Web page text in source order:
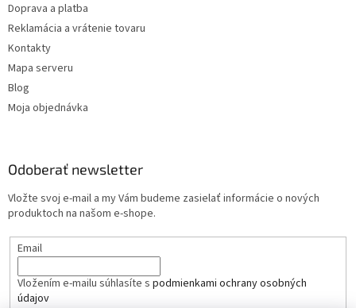
Doprava a platba
Reklamácia a vrátenie tovaru
Kontakty
Mapa serveru
Blog
Moja objednávka
Odoberať newsletter
Vložte svoj e-mail a my Vám budeme zasielať informácie o nových
produktoch na našom e-shope.
Email
Vložením e-mailu súhlasíte s podmienkami ochrany osobných
údajov